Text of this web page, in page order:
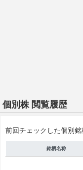
個別株 閲覧履歴
前回チェックした個別銘
銘柄名称